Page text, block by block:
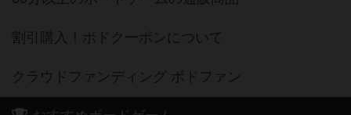
割引購入！ボドクーポンについて
クラウドファンディング ボドファン